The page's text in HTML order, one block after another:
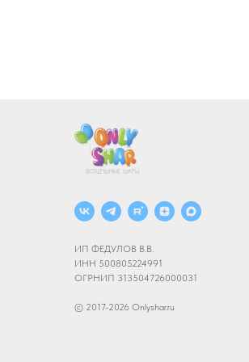
ИП ФЕДУЛОВ В.В.
ИНН 500805224991
ОГРНИП 313504726000031
© 2017-2026 Onlyshar.ru